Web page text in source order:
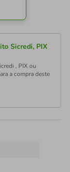
Sicredi, PIX
, PIX ou
a compra deste